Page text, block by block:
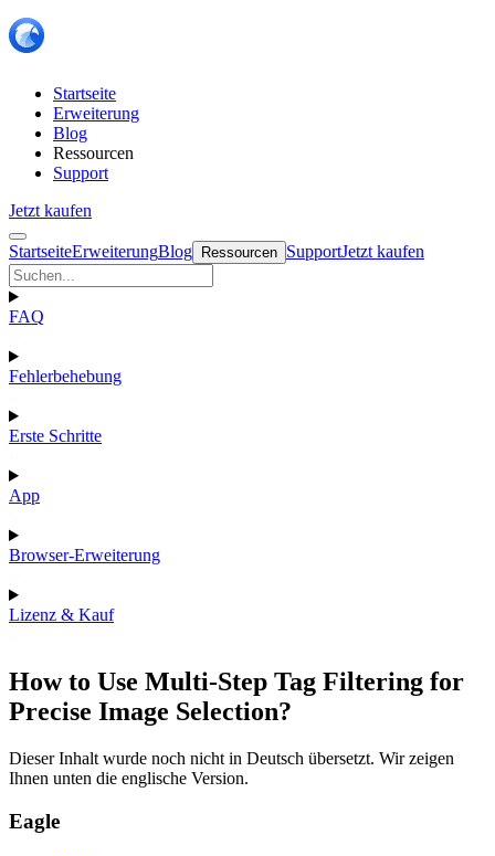
Startseite
Erweiterung
Blog
Ressourcen
Support
Jetzt kaufen
StartseiteErweiterungBlog Ressourcen SupportJetzt kaufen
FAQ
Fehlerbehebung
Erste Schritte
App
Browser-Erweiterung
Lizenz & Kauf
How to Use Multi-Step Tag Filtering for
Precise Image Selection?
Dieser Inhalt wurde noch nicht in Deutsch übersetzt. Wir zeigen
Ihnen unten die englische Version.
Eagle